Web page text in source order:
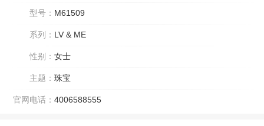
型号： M61509
系列： LV & ME
性别： 女士
主题： 珠宝
官网电话： 4006588555